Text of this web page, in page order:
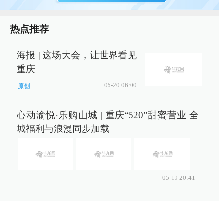
热点推荐
海报 | 这场大会，让世界看见
重庆
原创 05-20 06:00
心动渝悦·乐购山城 | 重庆“520”甜蜜营业 全
城福利与浪漫同步加载
05-19 20:41